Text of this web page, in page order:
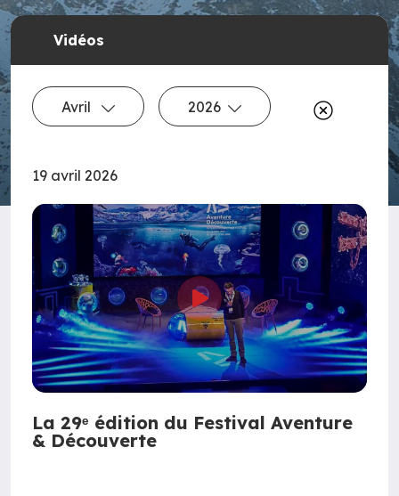
Vidéos
Avril 2026
19 avril 2026
La 29ᵉ édition du Festival Aventure
& Découverte